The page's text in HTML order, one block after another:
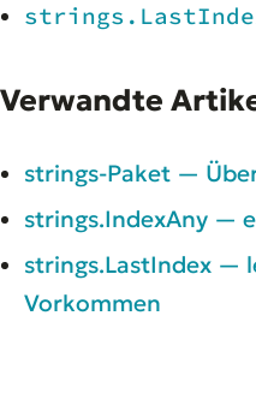
Verwandte
strings-Paket —
strings.IndexAny —
strings.LastIndex —
Vorkommen